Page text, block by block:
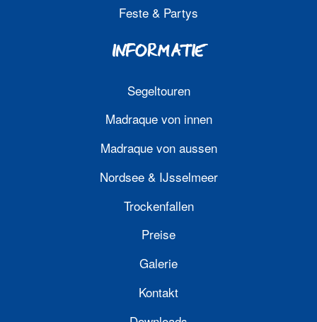
Feste & Partys
INFORMATIE
Segeltouren
Madraque von innen
Madraque von aussen
Nordsee & IJsselmeer
Trockenfallen
Preise
Galerie
Kontakt